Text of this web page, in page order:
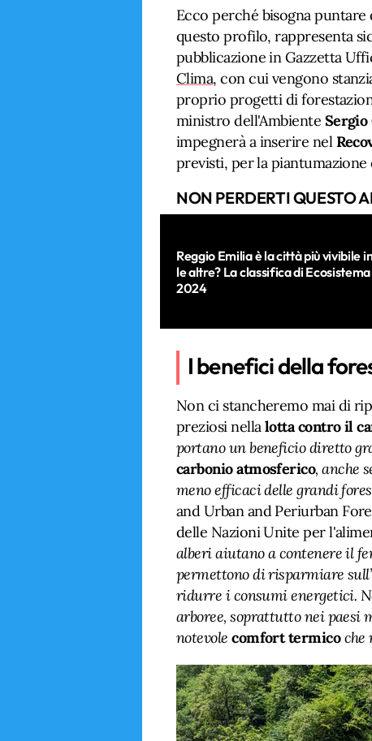
Ecco perché bisogna puntare
questo profilo, rappresenta
pubblicazione in Gazzetta
Clima, con cui vengono
proprio progetti di
ministro dell'Ambiente Sergio
impegnerà a inserire nel
previsti, per la
NON PERDERTI QUESTO
Reggio Emilia è la città più vivibile
le altre? La classifica di
2024
I benefici della
Non ci stancheremo mai di
preziosi nellalotta contro il
portano un beneficio diretto
carbonio atmosferico, anche
meno efficaci delle grandi
and Urban and Periurban
delle Nazioni Unite per
alberi aiutano a contenere il
permettono di risparmiare
ridurre i consumi energetici.
arboree, soprattutto nei paesi
notevolecomfort termicoche